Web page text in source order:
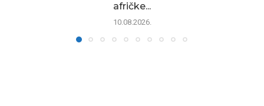
afričke...
10.08.2026.